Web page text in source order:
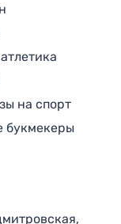
на спорт
букмекеры